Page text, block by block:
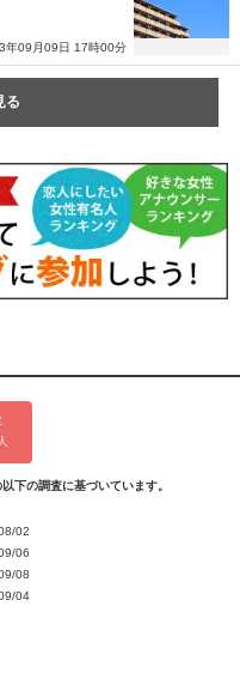
年09月09日 17時00分
る
人
下の調査に基づいています。
02
06
08
04